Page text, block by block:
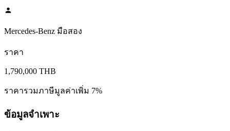
Mercedes-Benz มือสอง
ราคา
1,790,000 THB
ราคารวมภาษีมูลค่าเพิ่ม 7%
ข้อมูลจำเพาะ